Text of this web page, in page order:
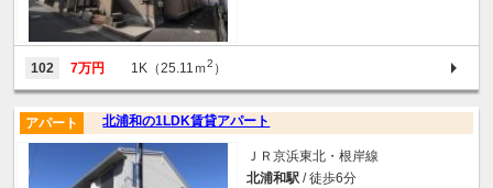
102 7万円 1K（25.11ｍ2 ）
北浦和の1LDK賃貸アパート
アパート
ＪＲ京浜東北・根岸線
北浦和駅 / 徒歩6分